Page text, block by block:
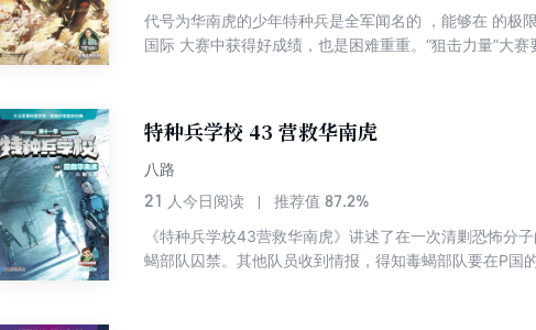
代号为华南虎的少年特种兵是全军闻名的 ，能够在 的极
国际 大赛中获得好成绩，也是困难重重。“狙击力量”大
特种兵学校 43 营救华南虎
八路
21 人今日阅读 推荐值 87.2%
《特种兵学校43营救华南虎》讲述了在一次清剿恐怖分
蝎部队囚禁。其他队员收到情报，得知毒蝎部队要在P